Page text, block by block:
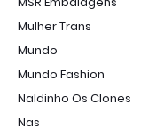
Mulher Trans
Mundo
Mundo Fashion
Naldinho Os Clones
Nas